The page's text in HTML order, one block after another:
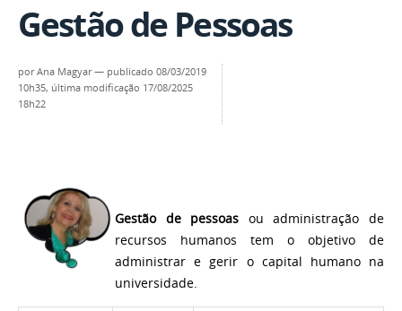
Gestão de Pessoas
porAna Magyar— publicado 08/03/2019
10h35, última modificação 17/08/2025
18h22
Gestão de pessoas ou administração de
recursos humanos tem o objetivo de
administrar e gerir o capital humano na
universidade.